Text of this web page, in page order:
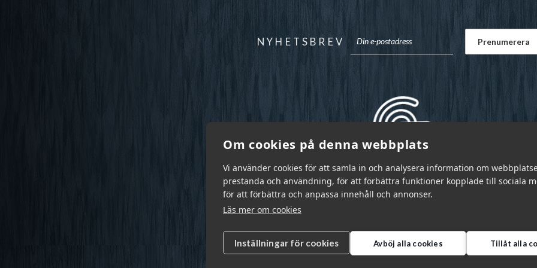
Om cookies på denna webbplats
Vi använder cookies för att samla in och analysera information om
prestanda och användning, för att förbättra funktioner kopplade till sociala
för att förbättra och anpassa innehåll och annonser.
Läs mer om cookies
Inställningar för cookies Avböj alla cookies Tillåt alla
NYHETSBREV
Garnr Sverige AB © 2026 | info@garnr.se 031 - 92